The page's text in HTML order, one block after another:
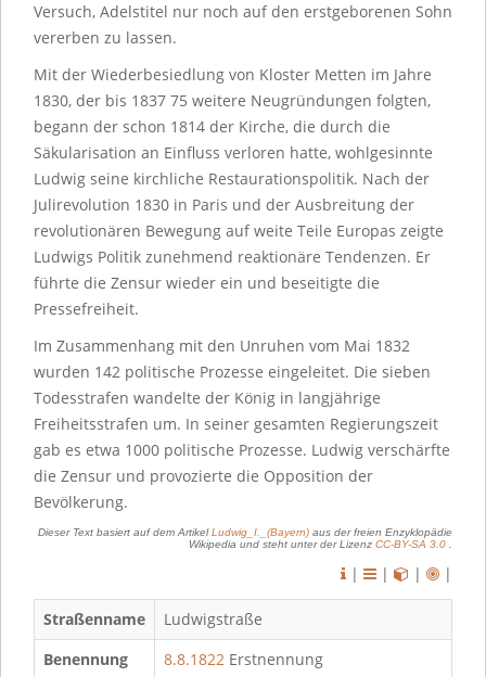
Versuch, Adelstitel nur noch auf den erstgeborenen Sohn
vererben zu lassen.
Mit der Wiederbesiedlung von Kloster Metten im Jahre
1830, der bis 1837 75 weitere Neugründungen folgten,
begann der schon 1814 der Kirche, die durch die
Säkularisation an Einfluss verloren hatte, wohlgesinnte
Ludwig seine kirchliche Restaurationspolitik. Nach der
Julirevolution 1830 in Paris und der Ausbreitung der
revolutionären Bewegung auf weite Teile Europas zeigte
Ludwigs Politik zunehmend reaktionäre Tendenzen. Er
führte die Zensur wieder ein und beseitigte die
Pressefreiheit.
Im Zusammenhang mit den Unruhen vom Mai 1832
wurden 142 politische Prozesse eingeleitet. Die sieben
Todesstrafen wandelte der König in langjährige
Freiheitsstrafen um. In seiner gesamten Regierungszeit
gab es etwa 1000 politische Prozesse. Ludwig verschärfte
die Zensur und provozierte die Opposition der
Bevölkerung.
Dieser Text basiert auf dem ArtikelLudwig_I._(Bayern) aus der freien Enzyklopädie
Wikipedia und steht unter der Lizenz CC-BY-SA 3.0 .
| | | |
Straßenname
Ludwigstraße
Benennung
8.8.1822 Erstnennung